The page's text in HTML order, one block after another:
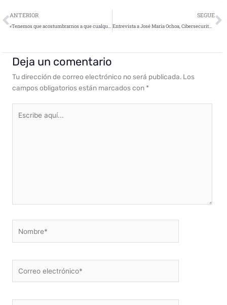
Ant
ANTERIOR
«Tenemos que acostumbrarnos a que cualquier dispositivo que se conecta, es un dispositivo expuesto a ser atacado «
SEGUE
Entrevista a José María Ochoa, Cibersecurity Manager de Alhambra-Eidos
Deja un comentario
Tu dirección de correo electrónico no será publicada. Los
campos obligatorios están marcados con *
aquí...
electrónico*